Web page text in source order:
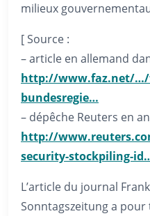
milieux
[ Source :
– article en allemand
http://www.faz.net/…/
bundesregie…
– dépêche Reuters en
http://
security-stockpiling-
L’article du journal
Sonntagszeitung a